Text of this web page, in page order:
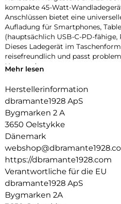
kompakte 45-Watt-
Anschlüssen bietet eine
Aufladung für Smartphones,
(hauptsächlich USB-C-PD-fähige,
Dieses Ladegerät im
reisefreundlich und passt
Hause oder unterwegs.
Mehr lesen
Herstellerinformation
dbramante1928 ApS
Bygmarken 2 A
3650 Oelstykke
Dänemark
https://dbramante1928.com
Verantwortliche für die EU
dbramante1928 ApS
Bygmarken 2A